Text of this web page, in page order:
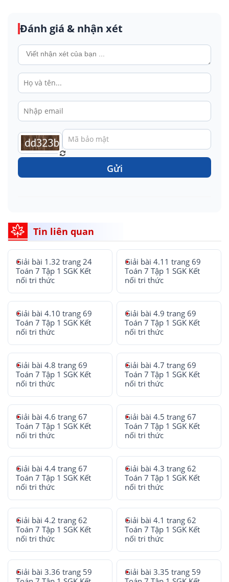
Đánh giá & nhận xét
Gửi
Tin liên quan
Giải bài 1.32 trang 24
Toán 7 Tập 1 SGK Kết
nối tri thức
Giải bài 4.11 trang 69
Toán 7 Tập 1 SGK Kết
nối tri thức
Giải bài 4.10 trang 69
Toán 7 Tập 1 SGK Kết
nối tri thức
Giải bài 4.9 trang 69
Toán 7 Tập 1 SGK Kết
nối tri thức
Giải bài 4.8 trang 69
Toán 7 Tập 1 SGK Kết
nối tri thức
Giải bài 4.7 trang 69
Toán 7 Tập 1 SGK Kết
nối tri thức
Giải bài 4.6 trang 67
Toán 7 Tập 1 SGK Kết
nối tri thức
Giải bài 4.5 trang 67
Toán 7 Tập 1 SGK Kết
nối tri thức
Giải bài 4.4 trang 67
Toán 7 Tập 1 SGK Kết
nối tri thức
Giải bài 4.3 trang 62
Toán 7 Tập 1 SGK Kết
nối tri thức
Giải bài 4.2 trang 62
Toán 7 Tập 1 SGK Kết
nối tri thức
Giải bài 4.1 trang 62
Toán 7 Tập 1 SGK Kết
nối tri thức
Giải bài 3.36 trang 59
Giải bài 3.35 trang 59